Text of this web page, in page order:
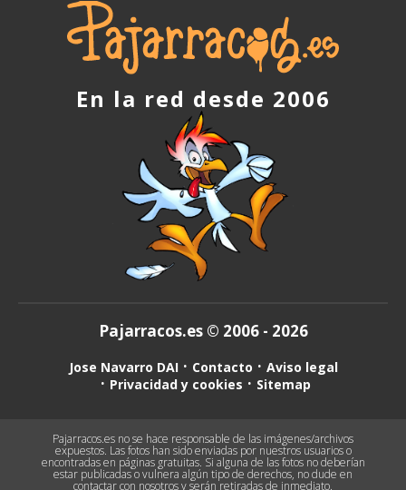
En la red desde 2006
Pajarracos.es © 2006 - 2026
Jose Navarro DAI Contacto
Aviso legal
Privacidad y cookies
Sitemap
Pajarracos.es no se hace responsable de las imágenes/archivos
expuestos. Las fotos han sido enviadas por nuestros usuarios o
encontradas en páginas gratuitas. Si alguna de las fotos no deberían
estar publicadas o vulnera algún tipo de derechos, no dude en
contactar con nosotros y serán retiradas de inmediato.